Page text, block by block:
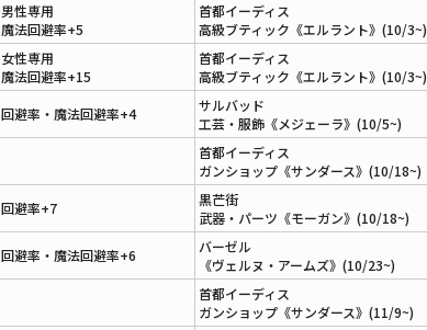
男性専用
魔法回避率+5
首都イーディス
高級ブティック《エルラント》(10/3~)
女性専用
魔法回避率+15
首都イーディス
高級ブティック《エルラント》(10/3~)
回避率・魔法回避率+4
サルバッド
工芸・服飾《メジェーラ》(10/5~)
首都イーディス
ガンショップ《サンダース》(10/18~)
回避率+7
黒芒街
武器・パーツ《モーガン》(10/18~)
回避率・魔法回避率+6
バーゼル
《ヴェルヌ・アームズ》(10/23~)
首都イーディス
ガンショップ《サンダース》(11/9~)